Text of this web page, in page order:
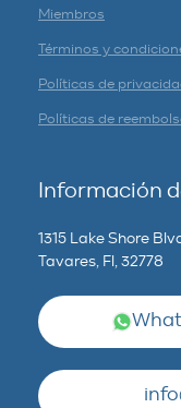
Miembros
Términos y
Políticas de
Políticas de
Información
1315 Lake Shore
Tavares, Fl, 32778